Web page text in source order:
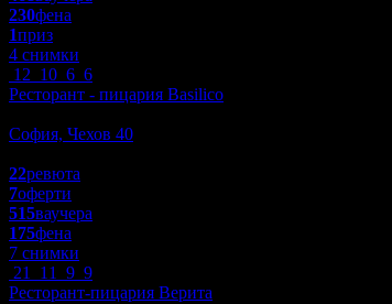
230фена
1приз
4 снимки
12 10 6 6
Ресторант - пицария Basilico
София, Чехов 40
22ревюта
7оферти
515ваучера
175фена
7 снимки
21
11 9 9
Ресторант-пицария Верита